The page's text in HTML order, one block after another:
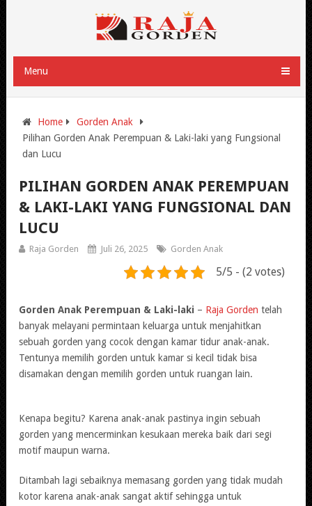
Menu
Home
Gorden Anak
Pilihan Gorden Anak Perempuan & Laki-laki yang Fungsional
dan Lucu
PILIHAN GORDEN ANAK PEREMPUAN
& LAKI-LAKI YANG FUNGSIONAL DAN
LUCU
Raja Gorden Juli 26, 2025 Gorden Anak
5/5 - (2 votes)
Gorden Anak Perempuan & Laki-laki – Raja Gorden telah
banyak melayani permintaan keluarga untuk menjahitkan
sebuah gorden yang cocok dengan kamar tidur anak-anak.
Tentunya memilih gorden untuk kamar si kecil tidak bisa
disamakan dengan memilih gorden untuk ruangan lain.
Kenapa begitu? Karena anak-anak pastinya ingin sebuah
gorden yang mencerminkan kesukaan mereka baik dari segi
motif maupun warna.
Ditambah lagi sebaiknya memasang gorden yang tidak mudah
kotor karena anak-anak sangat aktif sehingga untuk